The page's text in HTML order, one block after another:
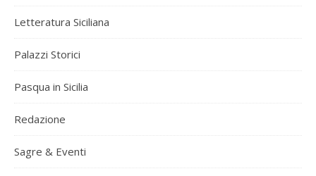
Letteratura Siciliana
Palazzi Storici
Pasqua in Sicilia
Redazione
Sagre & Eventi